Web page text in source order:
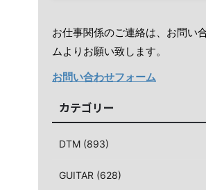
お仕事関係のご連絡は、お問い
ムよりお願い致します。
お問い合わせフォーム
カテゴリー
DTM (893)
GUITAR (628)